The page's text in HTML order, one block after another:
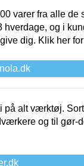
varer fra alle
hverdage, og i
dig. Klik her
på alt værktøj.
og til gør-